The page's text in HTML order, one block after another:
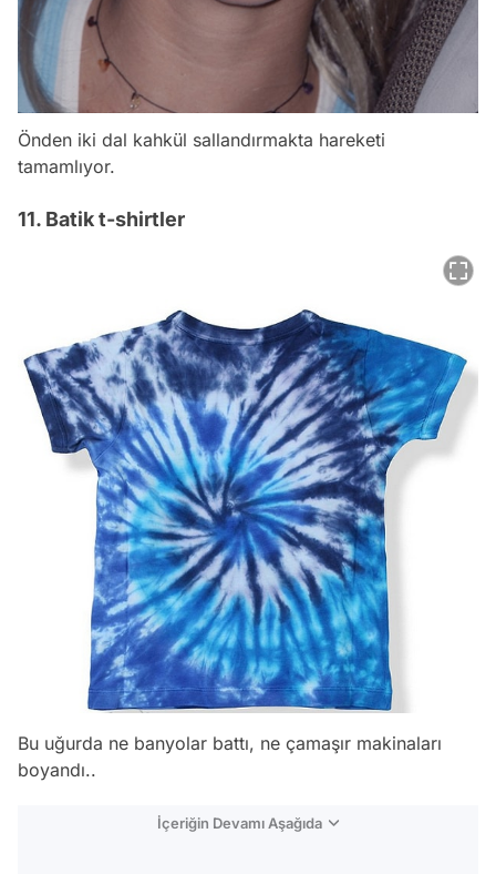
Önden iki dal kahkül sallandırmakta hareketi
tamamlıyor.
11. Batik t-shirtler
Bu uğurda ne banyolar battı, ne çamaşır makinaları
boyandı..
İçeriğin Devamı Aşağıda